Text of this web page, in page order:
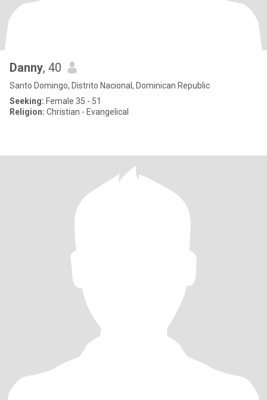
Danny, 40
Santo Domingo, Distrito Nacional, Dominican Republic
Seeking: Female 35 - 51
Religion: Christian - Evangelical